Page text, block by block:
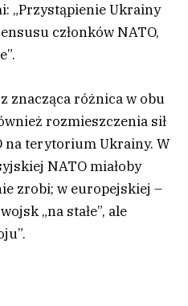
„Przystąpienie Ukrainy
członków NATO,
znacząca różnica w obu
rozmieszczenia sił
na terytorium Ukrainy. W
NATO miałoby
zrobi; w europejskiej –
„na stałe”, ale